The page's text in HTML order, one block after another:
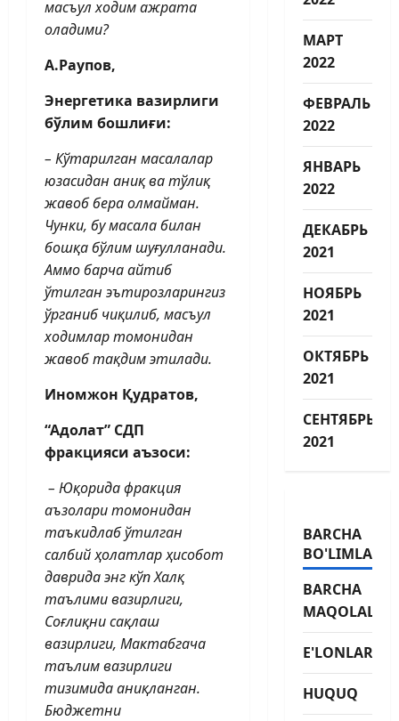
масъул ходим ажрата
оладими?
А.Раупов,
Энергетика вазирлиги
бўлим бошлиғи:
– Кўтарилган масалалар
юзасидан аниқ ва тўлиқ
жавоб бера олмайман.
Чунки, бу масала билан
бошқа бўлим шуғулланади.
Аммо барча айтиб
ўтилган эът­ирозларингиз
ўрганиб чиқилиб, масъул
ходимлар томонидан
жавоб тақдим этилади.
Иномжон Қудратов,
“Адолат” СДП
фракцияси аъзоси:
– Юқорида фракция
аъзолари томонидан
таъкидлаб ўтилган
салбий ҳолатлар ҳисобот
даврида энг кўп Халқ
таълими вазирлиги,
Соғлиқни сақлаш
вазирлиги, Мактабгача
таълим вазирлиги
тизимида аниқланган.
Бюджетни
МАРТ
2022
ФЕВРАЛЬ
2022
ЯНВАРЬ
2022
ДЕКАБРЬ
2021
НОЯБРЬ
2021
ОКТЯБРЬ
2021
СЕНТЯБРЬ
2021
BARCHA
BO'LIMLAR
BARCHA
MAQOLALAR
E'LONLAR
HUQUQ